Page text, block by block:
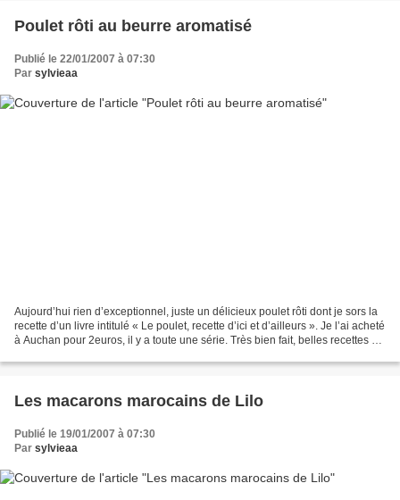
Poulet rôti au beurre aromatisé
Publié le 22/01/2007 à 07:30
Par sylvieaa
Aujourd’hui rien d’exceptionnel, juste un délicieux poulet rôti dont je sors la
recette d’un livre intitulé « Le poulet, recette d’ici et d’ailleurs ». Je l’ai acheté
à Auchan pour 2euros, il y a toute une série. Très bien fait, belles recettes et
Les macarons marocains de Lilo
Publié le 19/01/2007 à 07:30
Par sylvieaa